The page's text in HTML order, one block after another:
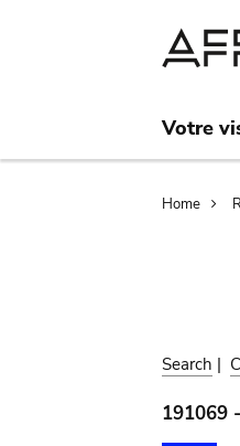
Votre
Home
Search |
191069